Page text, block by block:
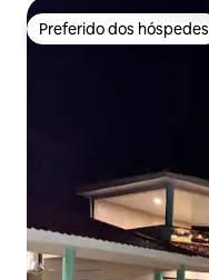
Preferido dos hóspedes
Preferido dos hóspedes